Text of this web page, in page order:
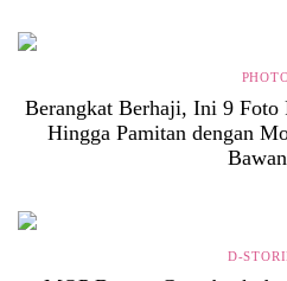
Berangkat Berhaji, Ini 9 Foto
Hingga Pamitan dengan
D-